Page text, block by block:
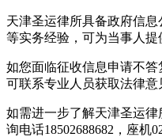
天津圣运律所具备政府信
等实务经验，可为当事人提
如您面临征收信息申请不答
可联系专业人员获取法律意
如需进一步了解天津圣运
询电话18502688682，座机